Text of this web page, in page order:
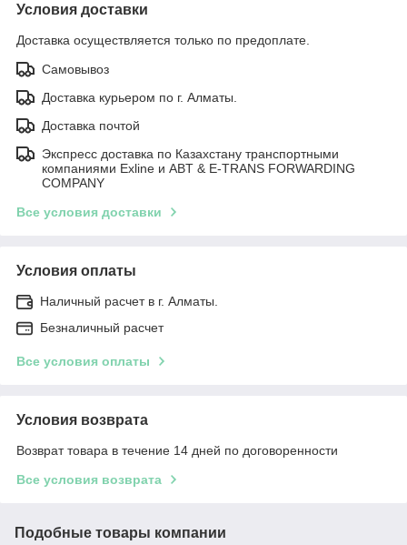
Условия доставки
Доставка осуществляется только по предоплате.
Самовывоз
Доставка курьером по г. Алматы.
Доставка почтой
Экспресс доставка по Казахстану транспортными
компаниями Exline и ABT & E-TRANS FORWARDING
COMPANY
Все условия доставки
Условия оплаты
Наличный расчет в г. Алматы.
Безналичный расчет
Все условия оплаты
Условия возврата
Возврат товара в течение 14 дней по договоренности
Все условия возврата
Подобные товары компании